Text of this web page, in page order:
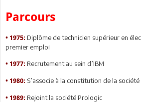
Parcours
• 1975: Diplôme de technicien supérieur en
premier emploi
• 1977: Recrutement au sein d’IBM
• 1980: S’associe à la constitution de la
• 1989: Rejoint la société Prologic